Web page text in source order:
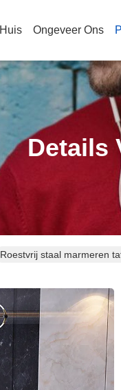
Huis Ongeveer Ons
Details
Roestvrij staal marmeren